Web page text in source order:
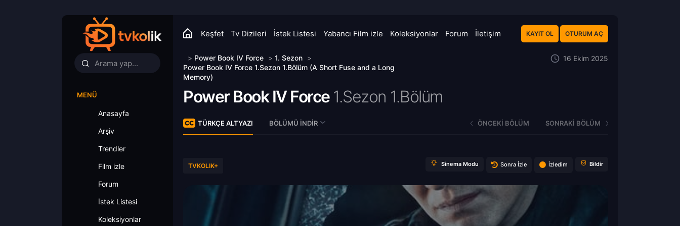
Keşfet Tv Dizileri İstek Listesi Yabancı Film izle Koleksiyonlar Forum İletişim KAYIT OL OTURUM AÇ
MENÜ
Anasayfa
Arşiv
Trendler
Film izle
Forum
İstek Listesi
Koleksiyonlar
> Power Book IV Force > 1. Sezon >
Power Book IV Force 1.Sezon 1.Bölüm (A Short Fuse and a Long
Memory)
16 Ekim 2025
Power Book IV Force 1.Sezon 1.Bölüm
TÜRKÇE ALTYAZI BÖLÜMÜ İNDIR ÖNCEKI BÖLÜM SONRAKI BÖLÜM
TVKOLIK+ Sinema Modu Sonra İzle İzledim Bildir